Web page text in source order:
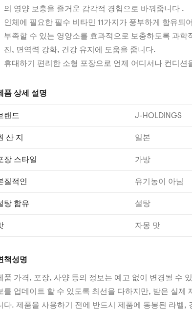
의 영양 보충을 즐거운 감각적 경험으로 바꿔줍니다 .
인체에 필요한 필수 비타민 11가지가 풍부하게 함유되
부족할 수 있는 영양소를 효과적으로 보충하도록 과학
진, 면역력 강화, 건강 유지에 도움을 줍니다.
휴대하기 편리한 소형 포장으로 언제 어디서나 컨디션
품 상세 설명
랜드 J-HOLDINGS
산 지 일본
장 스타일 가방
질적인 유기농이 아님
탕 함유 설탕
자몽 맛
책성명
품 가격, 포장, 사양 등의 정보는 예고 없이 변경될 수
를 업데이트 할 수 있도록 최선을 다하지만, 받은 실제
다. 제품을 사용하기 전에 반드시 제품에 동봉된 라벨,